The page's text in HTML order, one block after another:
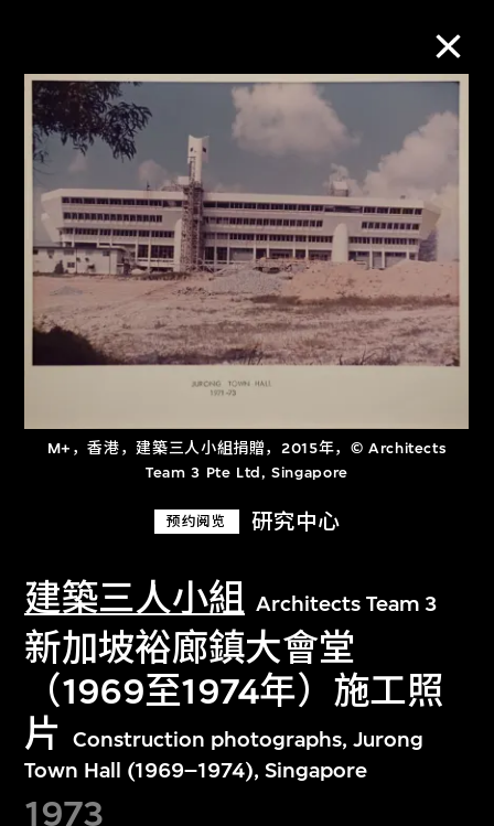
M+，香港，建築三人小組捐贈，2015年，© Architects
Team 3 Pte Ltd, Singapore
预约阅览 研究中心
建築三人小組 Architects Team 3
新加坡裕廊鎮大會堂
（1969至1974年）施工照
片 Construction photographs, Jurong
Town Hall (1969–1974), Singapore
1973
M+藏品
进一步筛选 搜索
关于M+藏品
文化藏品。